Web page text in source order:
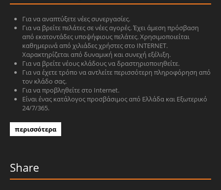
Για να αναπτύξετε νέες συνεργασίες.
Για να βρείτε πελάτες σε νέες αγορές. Έχει άμεση πρόσβαση
από εκατοντάδες υποψήφιους πελάτες. Χρησιμοποιείται
καθημερινά από χιλιάδες χρήστες στο INTERNET.
Χαρακτηρίζεται από δυναμική και συνεχή εξέλιξη.
Για να βρείτε νέους κλάδους να δραστηριοποιηθείτε.
Για να έχετε τρόπο να αντλείτε περισσότερη πληροφόρηση από
τον κλάδο σας.
Για να προβληθείτε στο Internet.
Είναι ένας κατάλογος προσβάσιμος από Ελλάδα και Εξωτερικό
24/7/365.
περισσότερα
Share